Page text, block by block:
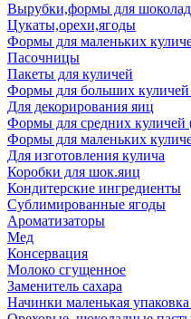
Вырубки,формы для
Цукаты,орехи,ягоды
Формы для маленьких
Пасочницы
Пакеты для куличей
Формы для больших куличей
Для декорирования яиц
Формы для средних куличей
Формы для маленьких
Для изготовления кулича
Коробки для шок.яиц
Кондитерские ингредиенты
Сублимированные ягоды
Ароматизаторы
Мед
Консервация
Молоко сгущенное
Заменитель сахара
Начинки маленькая